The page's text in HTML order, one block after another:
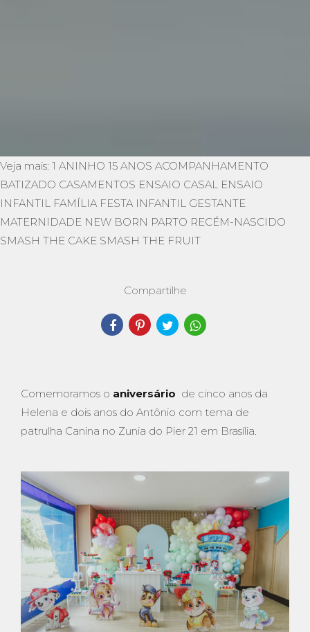
Veja mais: 1 ANINHO 15 ANOS ACOMPANHAMENTO
BATIZADO CASAMENTOS ENSAIO CASAL ENSAIO
INFANTIL FAMÍLIA FESTA INFANTIL GESTANTE
MATERNIDADE NEW BORN PARTO RECÉM-NASCIDO
SMASH THE CAKE SMASH THE FRUIT
Compartilhe
Comemoramos o aniversário de cinco anos da
Helena e dois anos do Antônio com tema de
patrulha Canina no Zunia do Pier 21 em Brasília.